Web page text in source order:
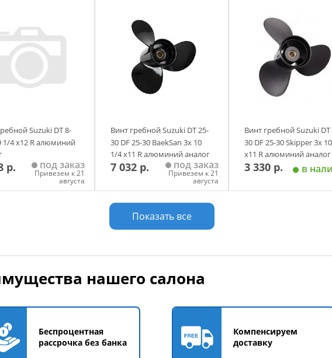
Suzuki DT 8-
1/4 х12 R алюминий
р. под заказ
Привезем к 21
августа
Винт гребной Suzuki DT 25-
30 DF 25-30 BaekSan 3х 10
1/4 х11 R алюминий аналог
7 032 р. под заказ
Привезем к 21
августа
Добавить в корзину
Винт гребной Suzuki DT
30 DF 25-30 Skipper 3х
х11 R алюминий аналог
3 330 р. в
Показать все
нашего салона
Беспроцентная
рассрочка без банка
Компенсируем
доставку